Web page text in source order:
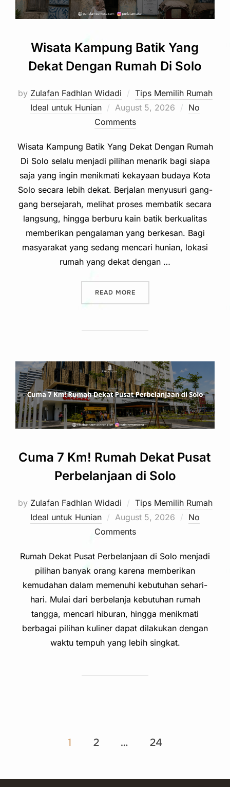
Wisata Kampung Batik Yang
Dekat Dengan Rumah Di Solo
by Zulafan Fadhlan Widadi
Tips Memilih Rumah
Ideal untuk Hunian
Posted
on
August 5, 2026
No
Comments
Wisata Kampung Batik Yang Dekat Dengan Rumah
Di Solo selalu menjadi pilihan menarik bagi siapa
saja yang ingin menikmati kekayaan budaya Kota
Solo secara lebih dekat. Berjalan menyusuri gang-
gang bersejarah, melihat proses membatik secara
langsung, hingga berburu kain batik berkualitas
memberikan pengalaman yang berkesan. Bagi
masyarakat yang sedang mencari hunian, lokasi
rumah yang dekat dengan …
READ MORE“WISATA KAMPUNG BATIK
Cuma 7 Km! Rumah Dekat Pusat
Perbelanjaan di Solo
by Zulafan Fadhlan Widadi
Tips Memilih Rumah
Ideal untuk Hunian
Posted
on
August 5, 2026
No
Comments
Rumah Dekat Pusat Perbelanjaan di Solo menjadi
pilihan banyak orang karena memberikan
kemudahan dalam memenuhi kebutuhan sehari-
hari. Mulai dari berbelanja kebutuhan rumah
tangga, mencari hiburan, hingga menikmati
berbagai pilihan kuliner dapat dilakukan dengan
waktu tempuh yang lebih singkat.
1 2 … 24